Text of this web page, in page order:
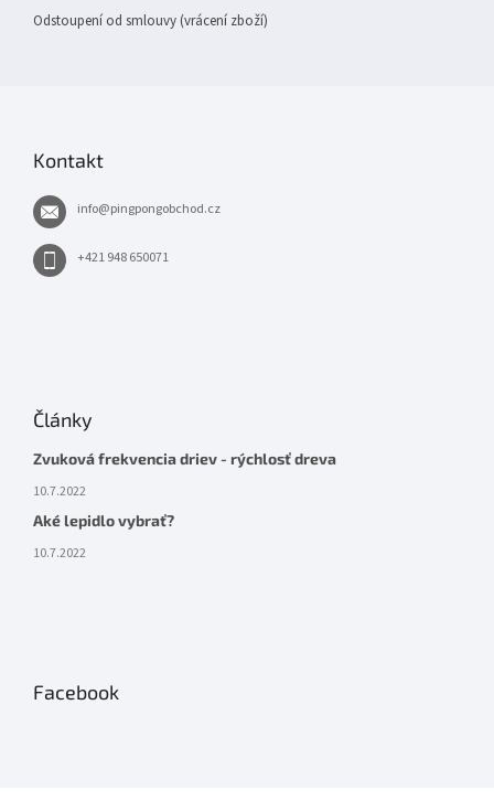
Odstoupení od smlouvy (vrácení zboží)
Kontakt
info@pingpongobchod.cz
+421 948 650071
Články
Zvuková frekvencia driev - rýchlosť dreva
10.7.2022
Aké lepidlo vybrať?
10.7.2022
Facebook